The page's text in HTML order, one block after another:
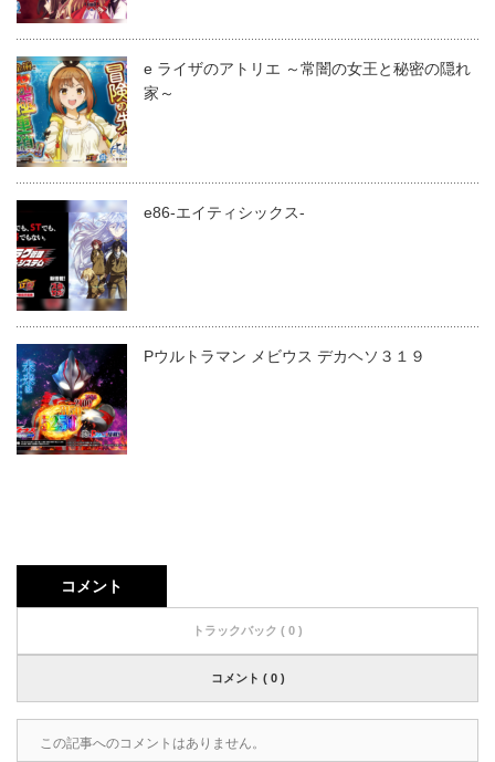
e ライザのアトリエ ～常闇の女王と秘密の隠れ
家～
e86-エイティシックス-
Pウルトラマン メビウス デカヘソ３１９
コメント
トラックバック ( 0 )
コメント ( 0 )
この記事へのコメントはありません。